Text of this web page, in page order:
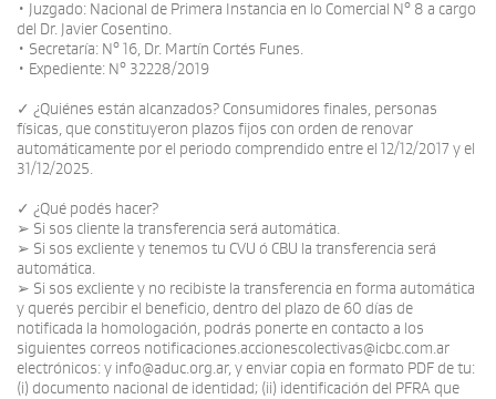
• Juzgado: Nacional de Primera Instancia en lo Comercial N° 8 a cargo
del Dr. Javier Cosentino.
• Secretaría: N° 16, Dr. Martín Cortés Funes.
• Expediente: N° 32228/2019
✓ ¿Quiénes están alcanzados? Consumidores finales, personas
físicas, que constituyeron plazos fijos con orden de renovar
automáticamente por el periodo comprendido entre el 12/12/2017 y el
31/12/2025.
✓ ¿Qué podés hacer?
➢ Si sos cliente la transferencia será automática.
➢ Si sos excliente y tenemos tu CVU ó CBU la transferencia será
automática.
➢ Si sos excliente y no recibiste la transferencia en forma automática
y querés percibir el beneficio, dentro del plazo de 60 días de
notificada la homologación, podrás ponerte en contacto a los
siguientes correos notificaciones.accionescolectivas@icbc.com.ar
electrónicos: y info@aduc.org.ar, y enviar copia en formato PDF de tu:
(i) documento nacional de identidad; (ii) identificación del PFRA que